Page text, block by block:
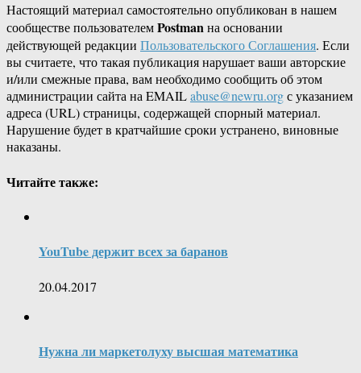
Настоящий материал самостоятельно опубликован в нашем
сообществе пользователемPostmanна основании
действующей редакции Пользовательского Соглашения. Если
вы считаете, что такая публикация нарушает ваши авторские
и/или смежные права, вам необходимо сообщить об этом
администрации сайта на EMAILabuse@newru.orgс указанием
адреса (URL) страницы, содержащей спорный материал.
Нарушение будет в кратчайшие сроки устранено, виновные
наказаны.
Читайте также:
YouTube держит всех за баранов
20.04.2017
Нужна ли маркетолуху высшая математика